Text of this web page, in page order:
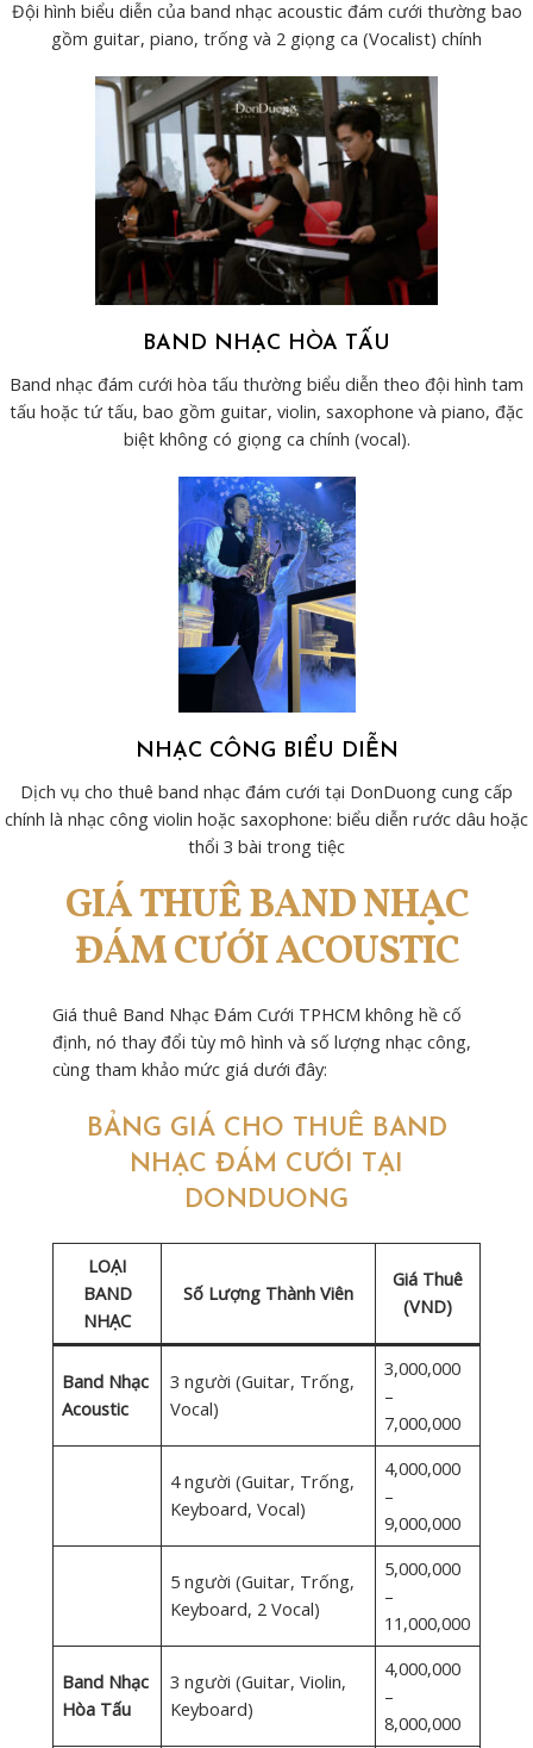
Đội hình biểu diễn của band nhạc acoustic đám cưới thường bao
gồm guitar, piano, trống và 2 giọng ca (Vocalist) chính
BAND NHẠC HÒA TẤU
Band nhạc đám cưới hòa tấu thường biểu diễn theo đội hình tam
tấu hoặc tứ tấu, bao gồm guitar, violin, saxophone và piano, đặc
biệt không có giọng ca chính (vocal).
NHẠC CÔNG BIỂU DIỄN
Dịch vụ cho thuê band nhạc đám cưới tại DonDuong cung cấp
chính là nhạc công violin hoặc saxophone: biểu diễn rước dâu hoặc
thổi 3 bài trong tiệc
GIÁ THUÊ BAND NHẠC
ĐÁM CƯỚI ACOUSTIC
Giá thuê Band Nhạc Đám Cưới TPHCM không hề cố
định, nó thay đổi tùy mô hình và số lượng nhạc công,
cùng tham khảo mức giá dưới đây:
BẢNG GIÁ CHO THUÊ BAND
NHẠC ĐÁM CƯỚI TẠI
DONDUONG
LOẠI
BAND
NHẠC
Số Lượng Thành Viên
Giá Thuê
(VND)
Band Nhạc
Acoustic
3 người (Guitar, Trống,
Vocal)
3,000,000
–
7,000,000
4 người (Guitar, Trống,
Keyboard, Vocal)
4,000,000
–
9,000,000
5 người (Guitar, Trống,
Keyboard, 2 Vocal)
5,000,000
–
11,000,000
Band Nhạc
Hòa Tấu
3 người (Guitar, Violin,
Keyboard)
4,000,000
–
8,000,000